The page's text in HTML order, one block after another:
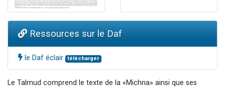
Ressources sur le Daf
le Daf éclair télécharger
Le Talmud comprend le texte de la «Michna» ainsi que ses